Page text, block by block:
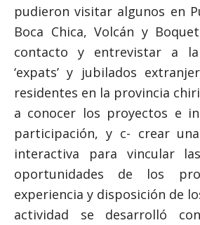
pudieron visitar algunos en
Boca Chica, Volcán y
contacto y entrevistar a
‘expats’ y jubilados
residentes en la provincia
a conocer los proyectos e
participación, y c- crear
interactiva para vincular
oportunidades de los
experiencia y disposición de
actividad se desarrolló